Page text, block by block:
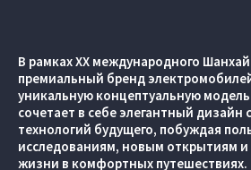
В рамках ХХ международного
премиальный бренд электромобилей
уникальную концептуальную
сочетает в себе элегантный дизайн
технологий будущего, побуждая
исследованиям, новым открытиям и
жизни в комфортных путешествиях.